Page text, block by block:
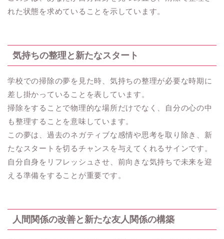
れた状態を求めていることを示しています。
気持ちの整理と新たなスタート
学校での掃除の夢を見た時、気持ちの整理が必要な時期に
差し掛かっていることを表しています。
掃除をすることで物理的な場所だけでなく、自分の心の中
も整理することを意味しています。
この夢は、過去のネガティブな感情や思考を取り除き、新
たなスタートを切るチャンスを与えてくれるサインです。
自分自身をリフレッシュさせ、前向きな気持ちで未来を迎
える準備をすることが重要です。
人間関係の改善と新たな友人関係の構築